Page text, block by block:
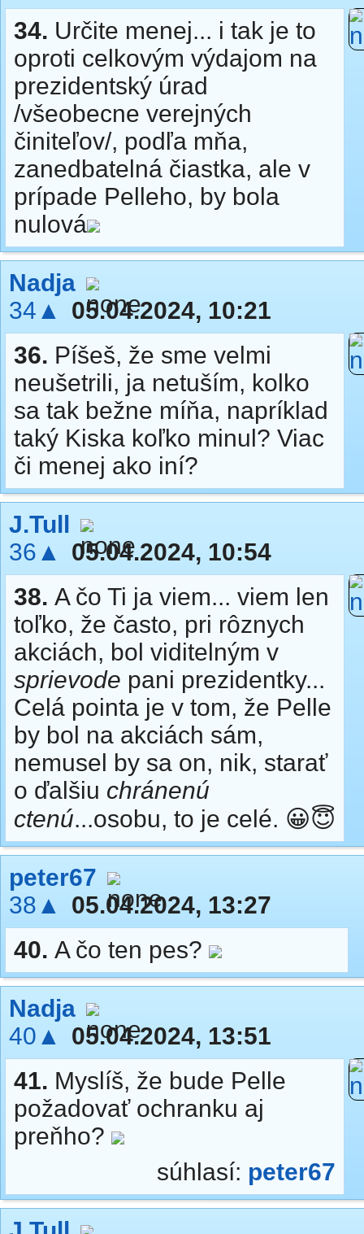
34. Určite menej... i tak je to
oproti celkovým výdajom na
prezidentský úrad
/všeobecne verejných
činiteľov/, podľa mňa,
zanedbatelná čiastka, ale v
prípade Pelleho, by bola
nulová
Nadja
34▲
05.04.2024, 10:21
36. Píšeš, že sme velmi
neušetrili, ja netuším, kolko
sa tak bežne míňa, napríklad
taký Kiska koľko minul? Viac
či menej ako iní?
J.Tull
36▲
05.04.2024, 10:54
38. A čo Ti ja viem... viem len
toľko, že často, pri rôznych
akciách, bol viditelným v
sprievode pani prezidentky...
Celá pointa je v tom, že Pelle
by bol na akciách sám,
nemusel by sa on, nik, starať
o ďalšiu chránenú
ctenú...osobu, to je celé. 😀😇
peter67
38▲
05.04.2024, 13:27
40. A čo ten pes?
Nadja
40▲
05.04.2024, 13:51
41. Myslíš, že bude Pelle
požadovať ochranku aj
preňho?
súhlasí: peter67